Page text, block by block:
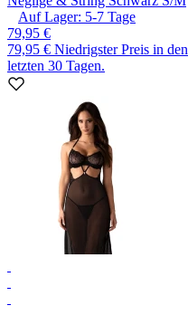
Auf Lager: 5-7 Tage
79,95 €
79,95 € Niedrigster Preis in den
letzten 30 Tagen.